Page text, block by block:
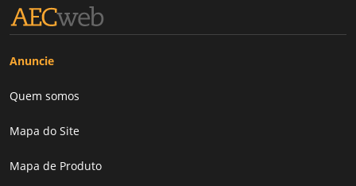
Anuncie
Quem somos
Mapa do Site
Mapa de Produto